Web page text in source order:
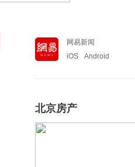
网易新闻
iOS
Android
北京房产